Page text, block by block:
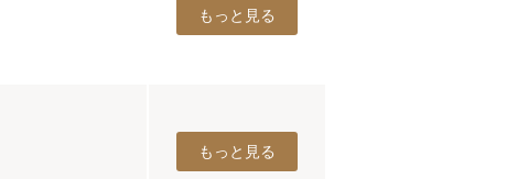
もっと見る
もっと見る